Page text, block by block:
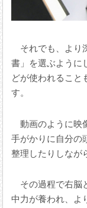
それでも、より
書」を選ぶように
どが使われること
す。
動画のように映
手がかりに自分の
整理したりしなが
その過程で右脳
中力が養われ、よ